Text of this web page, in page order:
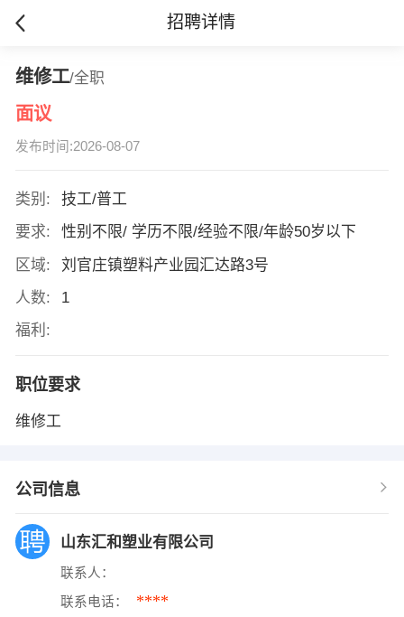
招聘详情
维修工/全职
面议
发布时间:2026-08-07
类别:
技工/普工
要求:
性别不限/ 学历不限/经验不限/年龄50岁以下
区域:
刘官庄镇塑料产业园汇达路3号
人数:
1
福利:
职位要求
维修工
公司信息
山东汇和塑业有限公司
联系人：
联系电话： ****